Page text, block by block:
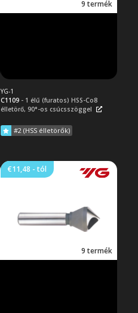
9 termék
és műanyagok sorjázásához és
kisebb élletörések
YG-1
C1109 - 1 élű (furatos) HSS-Co8
élletörő, 90°-os csúcsszöggel
#2 (HSS élletörők)
€11,48 - tól
9 termék
1 élű (furatos) HSS élletörő, 90°-os
HSS élletörő, 90°-os
csúcsszöggel és hengeres szárral.
Kiváló felületi minőségű
szerszám, rezgésmentes
és műanyagok sorjázásához és
kisebb élletörések